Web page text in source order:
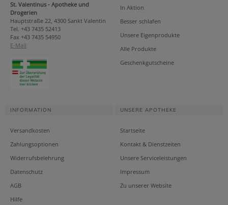
St. Valentinus - Apotheke und
Drogerien
Hauptstraße 22, 4300 Sankt Valentin
Tel. +43 7435 52413
Fax +43 7435 54950
E-Mail
In Aktion
Besser schlafen
Unsere Eigenprodukte
Alle Produkte
Geschenkgutscheine
INFORMATION
Versandkosten
Zahlungsoptionen
Widerrufsbelehrung
Datenschutz
AGB
Hilfe
UNSERE APOTHEKE
Startseite
Kontakt & Dienstzeiten
Unsere Serviceleistungen
Impressum
Zu unserer Website